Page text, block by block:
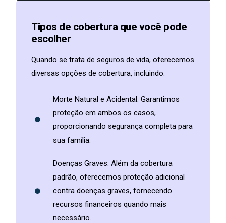
Tipos de cobertura que você pode
escolher
Quando se trata de seguros de vida, oferecemos
diversas opções de cobertura, incluindo:
Morte Natural e Acidental: Garantimos
proteção em ambos os casos,
proporcionando segurança completa para
sua família.
Doenças Graves: Além da cobertura
padrão, oferecemos proteção adicional
contra doenças graves, fornecendo
recursos financeiros quando mais
necessário.